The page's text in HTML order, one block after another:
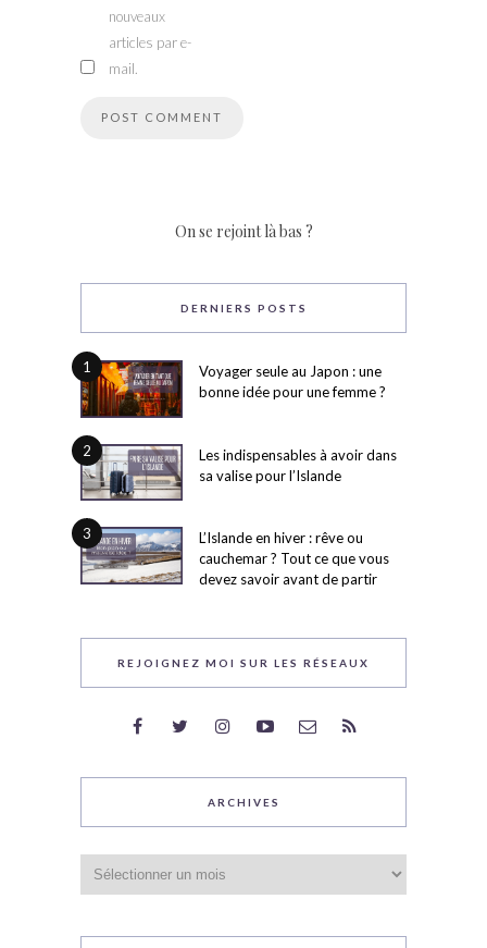
nouveaux
articles par e-
mail.
On se rejoint là bas ?
DERNIERS POSTS
1
Voyager seule au Japon : une
bonne idée pour une femme ?
2
Les indispensables à avoir dans
sa valise pour l’Islande
3
L’Islande en hiver : rêve ou
cauchemar ? Tout ce que vous
devez savoir avant de partir
REJOIGNEZ MOI SUR LES RÉSEAUX
ARCHIVES